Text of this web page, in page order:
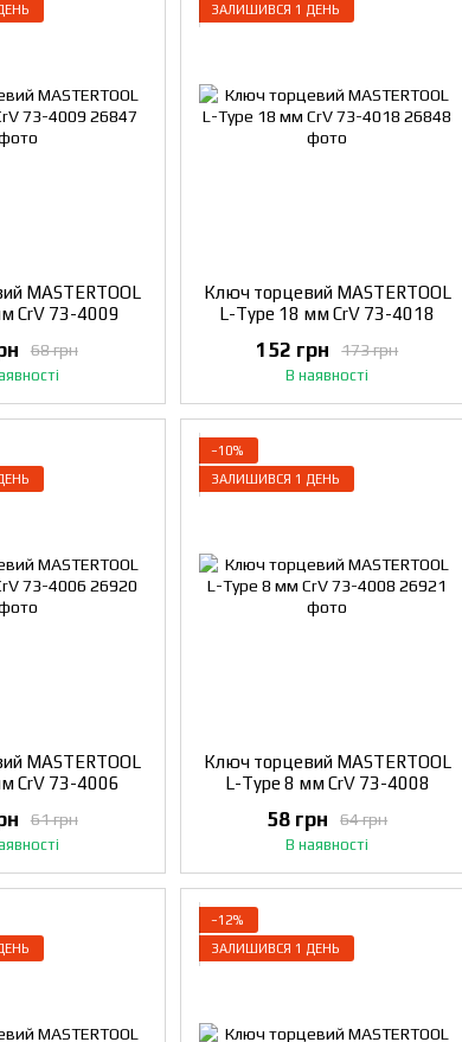
MASTERTOOL
CrV 73-4009
68 грн
ЗАЛИШИВСЯ 1 ДЕНЬ
Ключ торцевий MASTERTOOL
L-Type 18 мм CrV 73-4018
173 грн
152 грн
В наявності
MASTERTOOL
CrV 73-4006
61 грн
−10%
ЗАЛИШИВСЯ 1 ДЕНЬ
Ключ торцевий MASTERTOOL
L-Type 8 мм CrV 73-4008
64 грн
58 грн
В наявності
−12%
ЗАЛИШИВСЯ 1 ДЕНЬ